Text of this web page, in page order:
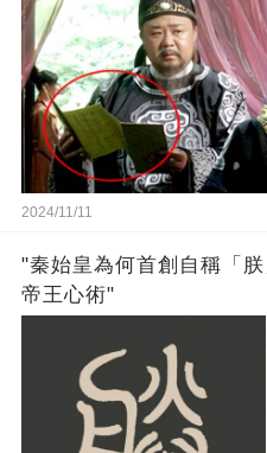
2024/11/11
"秦始皇為何首創自稱「
帝王心術"